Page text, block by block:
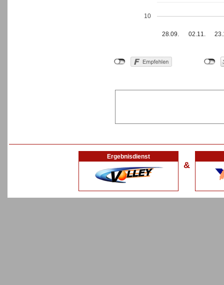
28.09. 02.11.
10
Ergebnisdienst
&